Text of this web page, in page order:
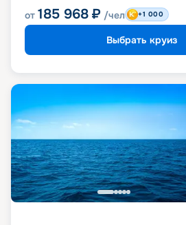
от 185 968 ₽ /чел +1 000
Выбрать круиз